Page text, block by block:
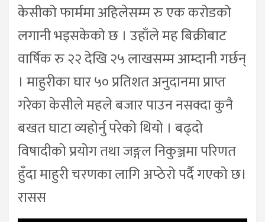
केसीको फार्ममा अहिलेसम्म रु एक करोडको
लगानी भइसकेको छ । उहाँले मह बिक्रीबाट
वार्षिक रु २२ देखि २५ लाखसम्म आम्दानी गर्छन्
। माहुरीका घार ५० प्रतिशत अनुदानमा प्राप्त
गरेका केसीले महले बजार पाउन नसक्दा कुनै
बखत घाटा व्यहोर्नु परेको थियो । बढ्दो
विषादीको प्रयोग तथा जङ्गल निकुञ्जमा परिणत
हुँदा माहुरी चरणका लागि अप्ठेरो पर्दै गएको छ।
रासस